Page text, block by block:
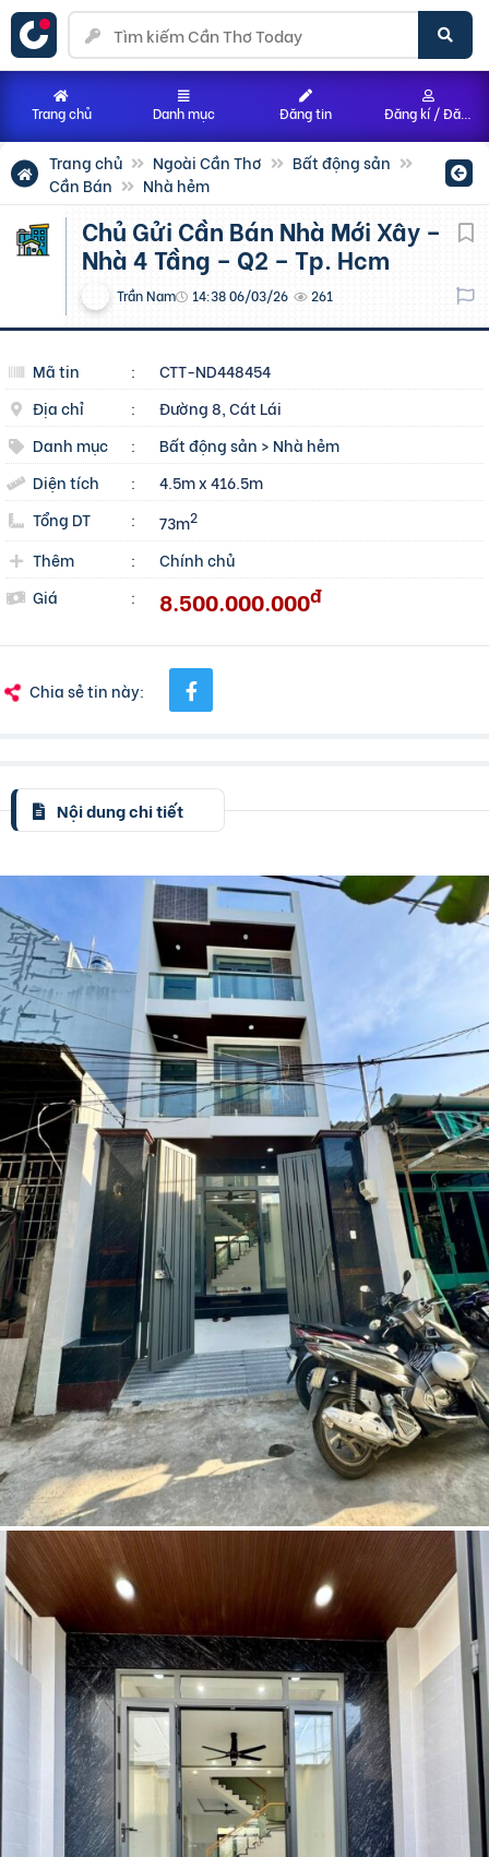
Trang chủ Ngoài Cần Thơ
Bất động sản
Cần Bán
Nhà hẻm
Chủ Gửi Cần Bán Nhà Mới Xây –
Nhà 4 Tầng – Q2 – Tp. Hcm
Trần Nam 14:38 06/03/26 261
Mã tin :
CTT-ND448454
Địa chỉ
:
Đường 8, Cát Lái
Danh mục
: Bất động sản > Nhà hẻm
Diện tích
:
4.5m x 416.5m
Tổng DT
: 73m2
Thêm :
Chính chủ
Giá
: 8.500.000.000đ
Chia sẻ tin này:
Nội dung chi tiết
Trang chủ Danh mục Đăng tin